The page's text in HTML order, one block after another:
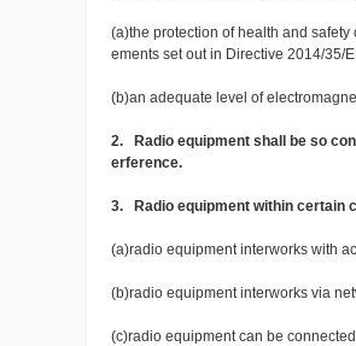
(a)the protection of health and
ements set out in Directive 2014/35/
(b)an adequate level of
2. Radio equipment shall be so
erference.
3. Radio equipment within certain
(a)radio equipment interworks with
(b)radio equipment interworks via
(c)radio equipment can be